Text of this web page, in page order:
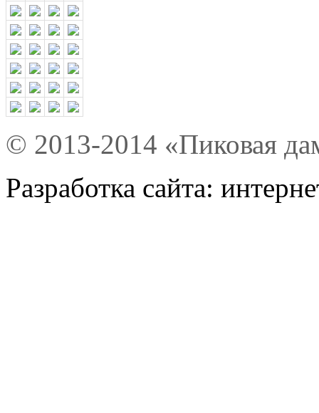
© 2013-2014 «Пиковая
Разработка сайта: